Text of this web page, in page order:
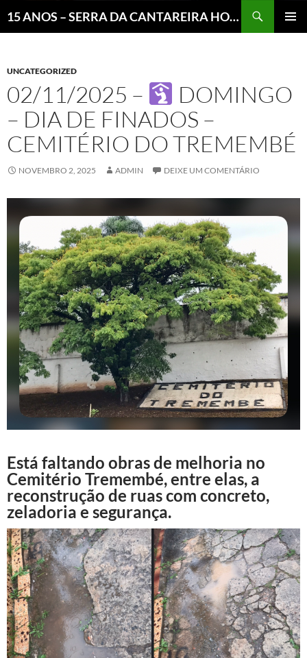
15 ANOS – SERRA DA CANTAREIRA HOJE E COTIDIANO DO BRASIL E DO MUNDO
UNCATEGORIZED
02/11/2025 –
DOMINGO
– DIA DE FINADOS –
CEMITÉRIO DO TREMEMBÉ
NOVEMBRO 2, 2025 ADMIN DEIXE UM COMENTÁRIO
Está faltando obras de melhoria no
Cemitério Tremembé, entre elas, a
reconstrução de ruas com concreto,
zeladoria e segurança.